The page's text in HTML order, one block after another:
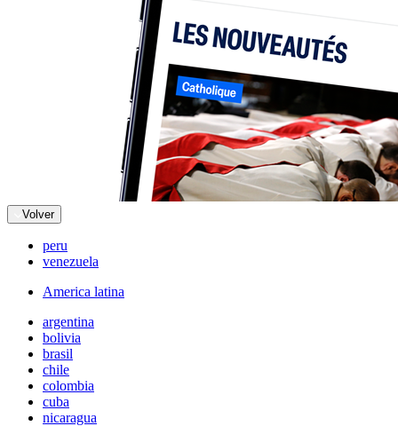
Volver
peru
venezuela
America latina
argentina
bolivia
brasil
chile
colombia
cuba
nicaragua